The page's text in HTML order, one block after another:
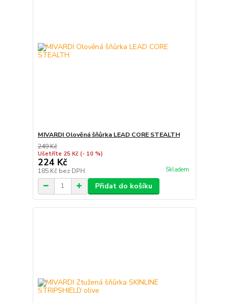
MIVARDI Olověná šňůrka LEAD CORE STEALTH
249 Kč
Ušetříte 25 Kč (- 10 %)
224 Kč
185 Kč bez DPH Skladem
Přidat do košíku